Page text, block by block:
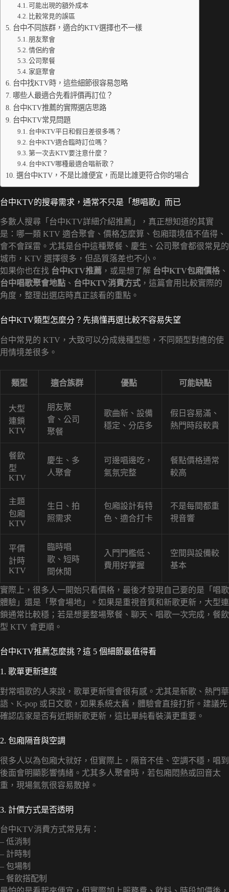
可能出現的額外成本
比較常見的誤區
台中不同族群，適合的KTV選擇也不一樣
朋友聚會
情侶約會
公司聚餐
家庭聚會
台中找KTV時，這些細節很容易忽略
哪些人最適合先看評價再訂位？
台中KTV推薦的實際選店思路
台中KTV常見問題
台中KTV平日和假日差很多嗎？
台中KTV適合臨時訂位嗎？
第一次去KTV要注意什麼？
台中KTV哪種最適合唱新歌？
選台中KTV，不是比誰便宜，而是比誰更符合你的場合
台中KTV的搜尋需求，通常不只是「想唱歌」而已
多數人搜尋「台中KTV詳細介紹推薦」，真正想知道的其實
是：哪一類 KTV 適合聚會、價格怎麼算、包廂環境值不值得、
會不會踩雷。尤其是台中這種聚餐、慶生、公司聚會都很常見的
城市，KTV 選擇很多，但品質落差也不小。
如果你也在找 台中KTV推薦 ，或是想了解 台中KTV包廂價格 、
台中唱歌聚會地點 、 台中KTV消費方式 ，這篇會用比較實際的
角度，整理出選店時真正該看的重點。
台中KTV類型怎麼分？先搞懂再選比較不容易失望
台中常見的 KTV，大致可以分成幾種型態，不同類型對應的使
用情境差很多。
類型 適合族群 優點 可能缺點
大型
連鎖
KTV
朋友聚
會、公司
聚餐
歌曲新、設備
穩定、分店多
假日容易滿、
熱門時段較貴
餐飲
型
KTV
慶生、多
人聚會
可邊唱邊吃，
氣氛完整
餐點價格通常
較高
主題
包廂
KTV
生日、拍
照需求
包廂設計有特
色、適合打卡
不是每間都重
視音響
平價
計時
KTV
臨時唱
歌、短時
間休閒
入門門檻低、
費用好掌握
空間與設備較
基本
實際上，很多人一開始只看價格，最後才發現自己要的是「唱歌
體驗」還是「聚會場地」。如果是重視音質和新歌更新，大型連
鎖通常比較穩；若是想要整場聚餐、聊天、唱歌一次完成，餐飲
型 KTV 會更順。
台中KTV推薦怎麼挑？這 5 個細節最值得看
1. 歌單更新速度
對常唱歌的人來說，歌單更新慢會很有感。尤其是新歌、熱門華
語、K-pop 或日文歌，如果系統太舊，體驗會直接打折。建議先
確認店家是否有近期新歌更新，這比單純看裝潢更重要。
2. 包廂隔音與空調
很多人以為包廂大就好，但實際上，隔音不佳、空調不穩，唱到
後面會明顯影響情緒。尤其多人聚會時，若包廂悶熱或回音太
重，現場氣氛很容易散掉。
3. 計價方式是否透明
台中KTV消費方式常見有：
– 低消制
– 計時制
– 包場制
– 餐飲搭配制